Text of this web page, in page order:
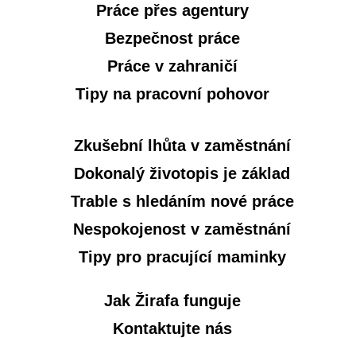
Práce přes agentury
Bezpečnost práce
Práce v zahraničí
Tipy na pracovní pohovor
Zkušební lhůta v zaměstnání
Dokonalý životopis je základ
Trable s hledáním nové práce
Nespokojenost v zaměstnání
Tipy pro pracující maminky
Jak Žirafa funguje
Kontaktujte nás